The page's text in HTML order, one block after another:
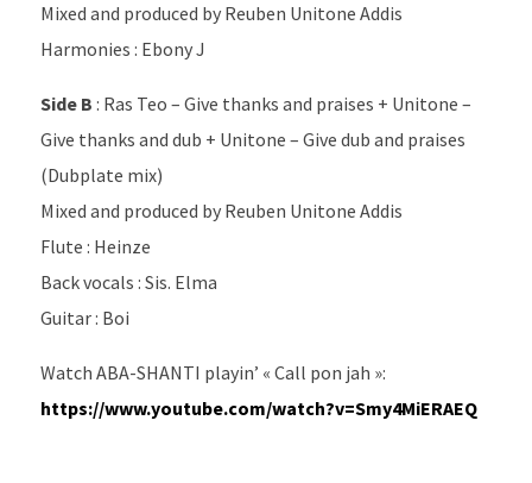
Mixed and produced by Reuben Unitone Addis
Harmonies : Ebony J
Side B : Ras Teo – Give thanks and praises + Unitone –
Give thanks and dub + Unitone – Give dub and praises
(Dubplate mix)
Mixed and produced by Reuben Unitone Addis
Flute : Heinze
Back vocals : Sis. Elma
Guitar : Boi
Watch ABA-SHANTI playin’ « Call pon jah »:
https://www.youtube.com/watch?v=Smy4MiERAEQ